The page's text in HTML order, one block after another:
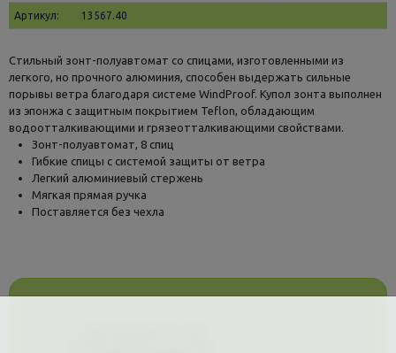
Артикул: 13567.40
Стильный зонт-полуавтомат со спицами, изготовленными из
легкого, но прочного алюминия, способен выдержать сильные
порывы ветра благодаря системе WindProof. Купол зонта выполнен
из эпонжа с защитным покрытием Teflon, обладающим
водоотталкивающими и грязеотталкивающими свойствами.
Зонт-полуавтомат, 8 спиц
Гибкие спицы с системой защиты от ветра
Легкий алюминиевый стержень
Мягкая прямая ручка
Поставляется без чехла